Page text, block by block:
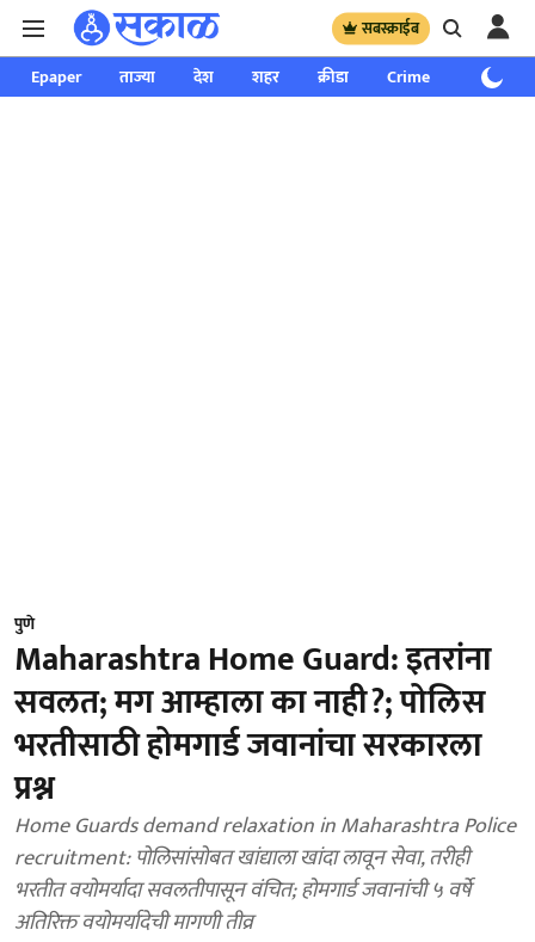
सबस्क्राईब
Epaper ताज्या देश शहर क्रीडा Crime साप्ताहिक
पुणे
Maharashtra Home Guard: इतरांना
सवलत; मग आम्हाला का नाही?; पोलिस
भरतीसाठी होमगार्ड जवानांचा सरकारला
प्रश्न
Home Guards demand relaxation in Maharashtra Police
recruitment: पोलिसांसोबत खांद्याला खांदा लावून सेवा, तरीही
भरतीत वयोमर्यादा सवलतीपासून वंचित; होमगार्ड जवानांची ५ वर्षे
अतिरिक्त वयोमर्यादेची मागणी तीव्र